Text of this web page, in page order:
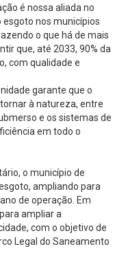
é nossa aliada no
nos municípios
o que há de mais
que, até 2033, 90% da
com qualidade e
garante que o
à natureza, entre
e os sistemas de
em todo o
o município de
ampliando para
de operação. Em
ampliar a
com o objetivo de
Legal do Saneamento